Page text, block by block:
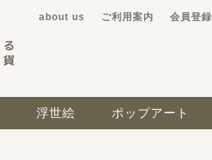
about us ご利用案内 会員登録
浮世絵 ポップアート